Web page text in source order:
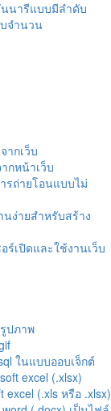
นารีแบบมีลำดับ
จำนวน
ากเว็บ
กหน้าเว็บ
รถ่ายโอนแบบไม่
นง่ายสำหรับสร้าง
ร์เปิดและใช้งานเว็บ
ปภาพ
ในแบบออบเจ็กต์
excel (.xlsx)
(.xls หรือ .xlsx)